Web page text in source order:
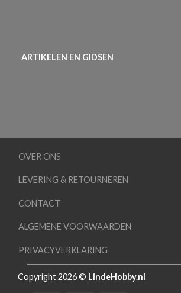
ARTIKELEN EN GIDSEN
OVER ONS
LEVERING & RETOURNEREN
CONTACT
ALGEMENE VOORWAARDEN
PRIVACYVERKLARING
Copyright 2026 © LindeHobby.nl